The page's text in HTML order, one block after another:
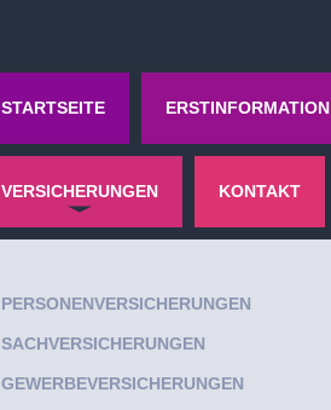
STARTSEITE ERSTINFORMATION
VERSICHERUNGEN KONTAKT
PERSONENVERSICHERUNGEN
SACHVERSICHERUNGEN
GEWERBEVERSICHERUNGEN